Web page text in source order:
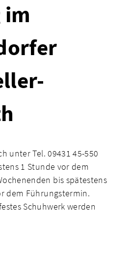
im
unter Tel. 09431 45-550
1 Stunde vor dem
bis spätestens
dem Führungstermin.
Schuhwerk werden